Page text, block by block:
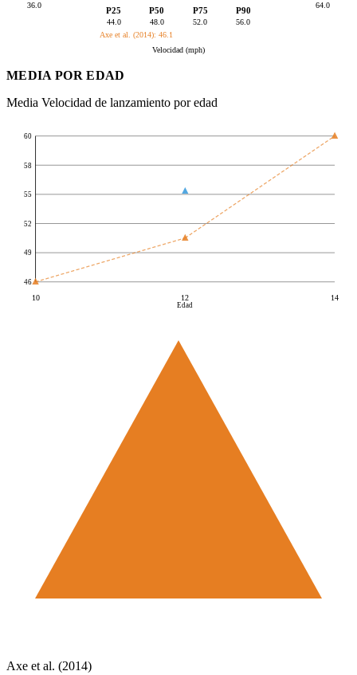
36.0 64.0
P25
44.0
P50
48.0
P75
52.0
P90
56.0
Axe et al. (2014): 46.1
Velocidad (mph)
MEDIA POR EDAD
Media Velocidad de lanzamiento por edad
46
49
52
55
58
60
10 12 14
Edad
Axe et al. (2014)